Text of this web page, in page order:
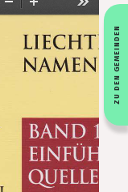
ZU DEN GEMEINDEN